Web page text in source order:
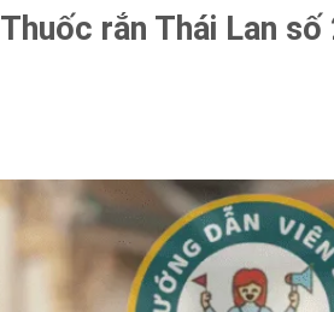
rắn Thái Lan số